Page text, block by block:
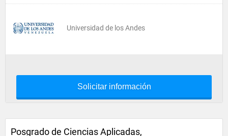
Universidad de los Andes
Solicitar información
Posgrado de Ciencias Aplicadas,